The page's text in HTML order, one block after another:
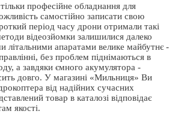
професійне обладнання для
самостійно записати свою
період часу дрони отримали такі
відеозйомки залишилися далеко
літальними апаратами велике майбутнє -
без проблем піднімаються в
а завдяки ємного акумулятора -
довго. У магазині «Мильниця» Ви
від надійних сучасних
товар в каталозі відповідає
якості.